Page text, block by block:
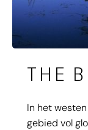
THE
In het
gebied vol